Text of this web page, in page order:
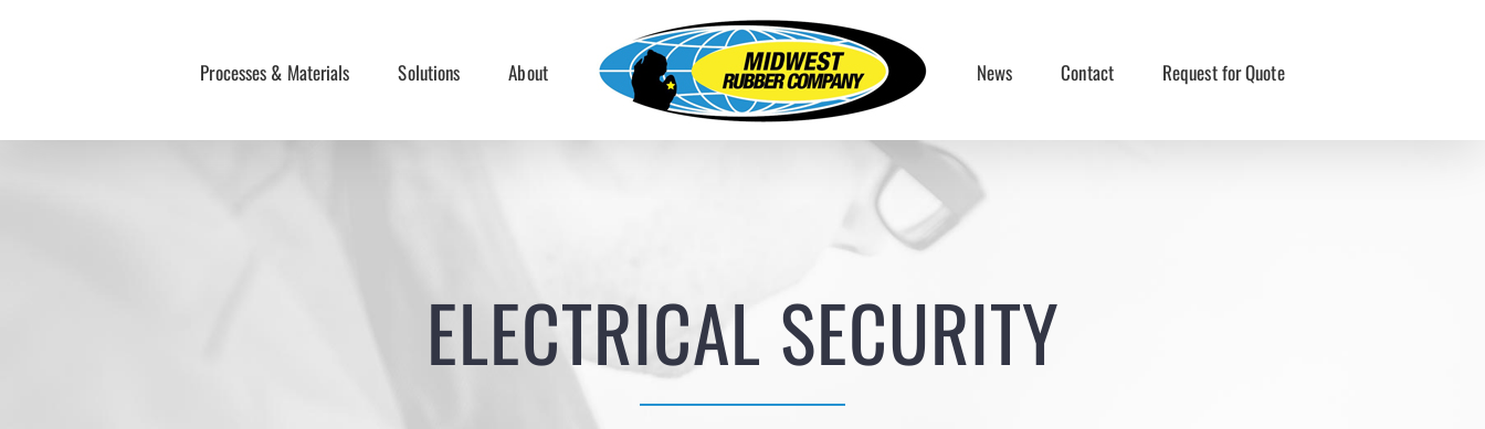
Processes & Materials Solutions About News Contact Request for Quote
ELECTRICAL SECURITY